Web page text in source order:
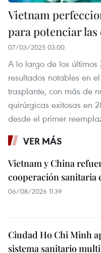
Vietnam
para potenciar las
07/03/2025 03:00
A lo largo de los
resultados notables en
trasplante, con más de
quirúrgicas exitosas en
desde el primer
VER MÁS
Vietnam y China
cooperación sanitaria
06/08/2026 11:39
Ciudad Ho Chi Minh
sistema sanitario